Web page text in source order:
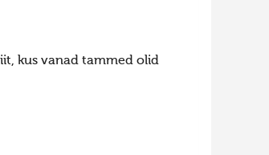
kus vanad tammed olid